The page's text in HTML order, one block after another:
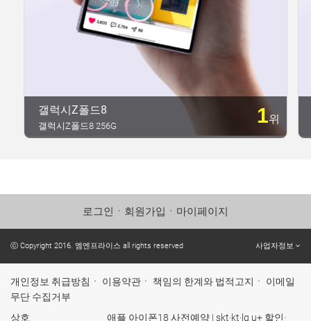
갤럭시Z폴드8 1위
갤럭시Z폴드8 256G
로그인 ㆍ 회원가입 ㆍ 마이페이지
ⓒ Copyright 2016. 엠엔프라이스 all rights reserved 사업자정보
개인정보 취급방침 ㆍ 이용약관 ㆍ 책임의 한계와 법적고지 ㆍ 이메일
무단 수집거부
상호
애플 아이폰18 사전예약 | skt·kt·lg u+ 할인·